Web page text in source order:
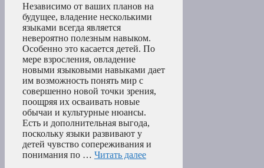
Независимо от ваших планов на
будущее, владение несколькими
языками всегда является
невероятно полезным навыком.
Особенно это касается детей. По
мере взросления, овладение
новыми языковыми навыками дает
им возможность понять мир с
совершенно новой точки зрения,
поощряя их осваивать новые
обычаи и культурные нюансы.
Есть и дополнительная выгода,
поскольку языки развивают у
детей чувство сопереживания и
понимания по … Читать далее